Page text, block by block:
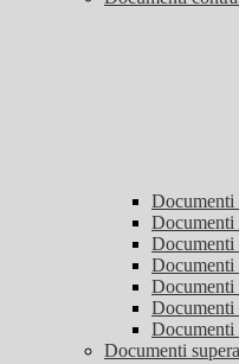
Documenti
Documenti
Documenti
Documenti
Documenti
Documenti
Documenti
Documenti